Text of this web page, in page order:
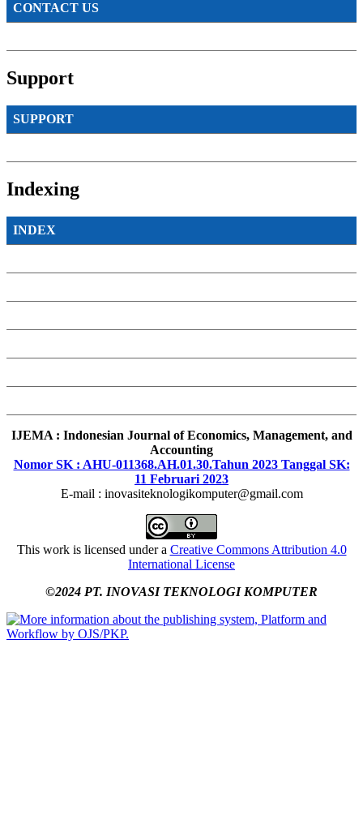
CONTACT US
Support
SUPPORT
Indexing
INDEX
IJEMA : Indonesian Journal of Economics, Management, and
Accounting
Nomor SK : AHU-011368.AH.01.30.Tahun 2023 Tanggal SK:
11 Februari 2023
E-mail : inovasiteknologikomputer@gmail.com
This work is licensed under a Creative Commons Attribution 4.0
International License
©2024 PT. INOVASI TEKNOLOGI KOMPUTER